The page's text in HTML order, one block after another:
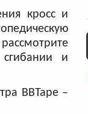
кросс и
и
BBTape –